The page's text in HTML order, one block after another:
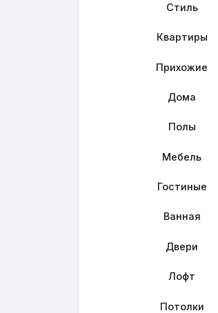
Стиль
Квартиры
Прихожие
Дома
Полы
Мебель
Гостиные
Ванная
Двери
Лофт
Потолки